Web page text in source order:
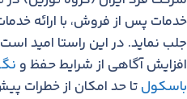
خدمات پس از فروش، با ارائه
جلب نماید. در این راستا امید
افزایش آگاهی از شرایط حفظ و
باسکولتا حد امكان از خطرات